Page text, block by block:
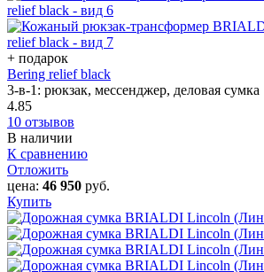
+ подарок
Bering relief black
3-в-1: рюкзак, мессенджер, деловая сумка
4.85
10 отзывов
В наличии
К сравнению
Отложить
цена: 46 950 руб.
Купить